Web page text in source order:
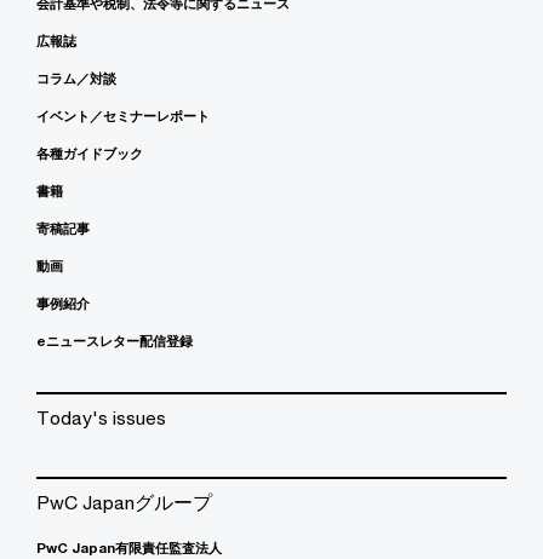
広報誌
コラム／対談
イベント／セミナーレポート
各種ガイドブック
書籍
寄稿記事
動画
事例紹介
eニュースレター配信登録
Today's issues
PwC Japanグループ
PwC Japan有限責任監査法人